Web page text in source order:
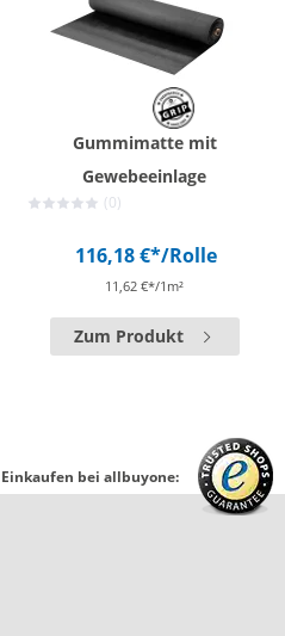
Gummimatte mit
Gewebeeinlage
(0)
116,18 €*/Rolle
11,62 €*/1m²
Zum Produkt
bei allbuyone: